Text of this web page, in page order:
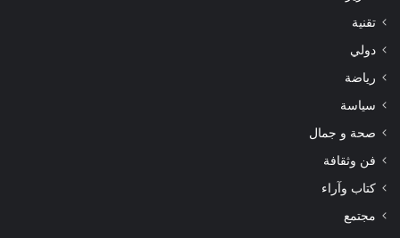
تقنية
دولي
رياضة
سياسة
صحة و جمال
فن وثقافة
كتاب وآراء
مجتمع